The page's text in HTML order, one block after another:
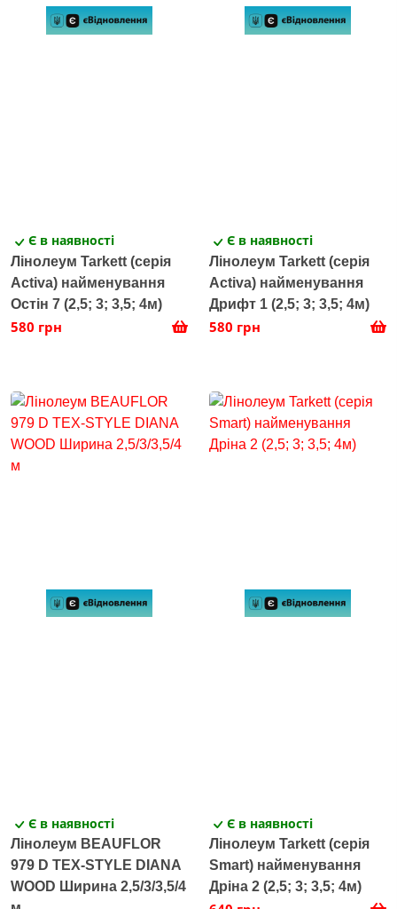
Є в наявності
Лінолеум Tarkett (серія
Activa) найменування
Остін 7 (2,5; 3; 3,5; 4м)
580 грн
Є в наявності
Лінолеум Tarkett (серія
Activa) найменування
Дрифт 1 (2,5; 3; 3,5; 4м)
580 грн
Є в наявності
Лінолеум BEAUFLOR
979 D TEX-STYLE DIANA
WOOD Ширина 2,5/3/3,5/4
Є в наявності
Лінолеум Tarkett (серія
Smart) найменування
Дріна 2 (2,5; 3; 3,5; 4м)